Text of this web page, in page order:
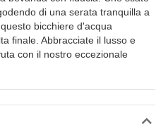
di una serata tranquilla a
bicchiere d'acqua
finale. Abbracciate il lusso e
con il nostro eccezionale